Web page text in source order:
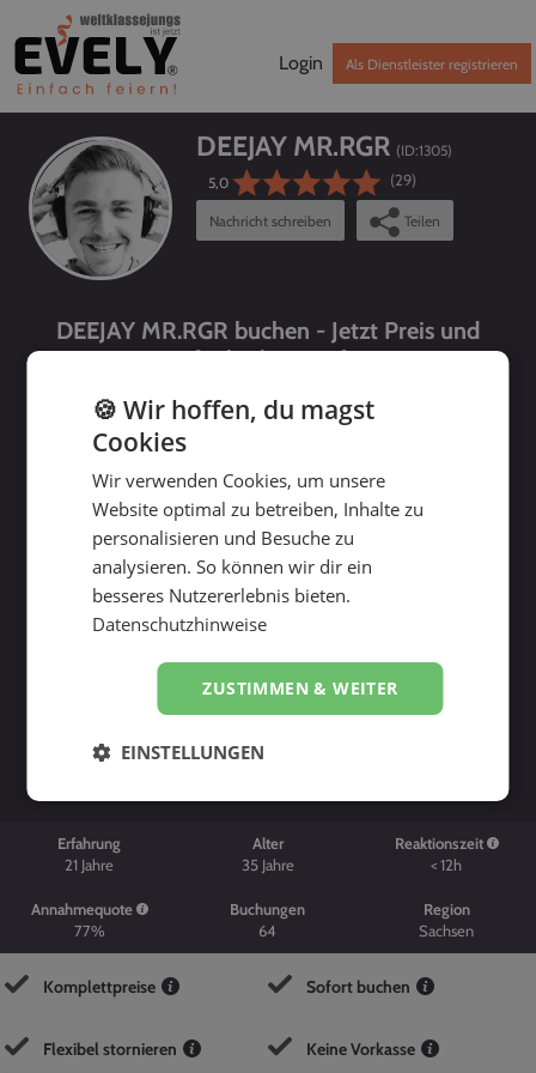
Login Als Dienstleister registrieren
DEEJAY MR.RGR (ID:1305)
5,0
(29)
Nachricht schreiben Teilen
DEEJAY MR.RGR buchen - Jetzt Preis und
Verfügbarkeit prüfen!
bis
Erfahrung
21 Jahre
Alter
35 Jahre
Reaktionszeit
< 12h
Annahmequote
77%
Buchungen
64
Region
Sachsen
Komplettpreise Sofort buchen
Flexibel stornieren Keine Vorkasse
🍪 Wir hoffen, du magst
Cookies
Wir verwenden Cookies, um unsere
Website optimal zu betreiben, Inhalte zu
personalisieren und Besuche zu
analysieren. So können wir dir ein
besseres Nutzererlebnis bieten.
Datenschutzhinweise
ZUSTIMMEN & WEITER
EINSTELLUNGEN